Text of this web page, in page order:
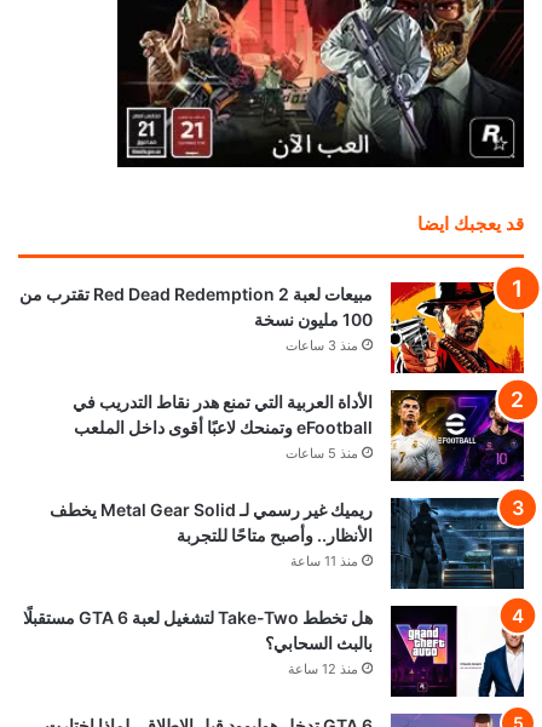
قد يعجبك ايضا
مبيعات لعبة Red Dead Redemption 2 تقترب من
100 مليون نسخة
منذ 3 ساعات
الأداة العربية التي تمنع هدر نقاط التدريب في
eFootball وتمنحك لاعبًا أقوى داخل الملعب
منذ 5 ساعات
ريميك غير رسمي لـ Metal Gear Solid يخطف
الأنظار.. وأصبح متاحًا للتجربة
منذ 11 ساعة
هل تخطط Take-Two لتشغيل لعبة GTA 6 مستقبلًا
بالبث السحابي؟
منذ 12 ساعة